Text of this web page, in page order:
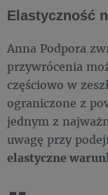
Elastyczność
Anna Podpora
przywrócenia
częściowo w
ograniczone z
jednym z
uwagę przy
elastyczne